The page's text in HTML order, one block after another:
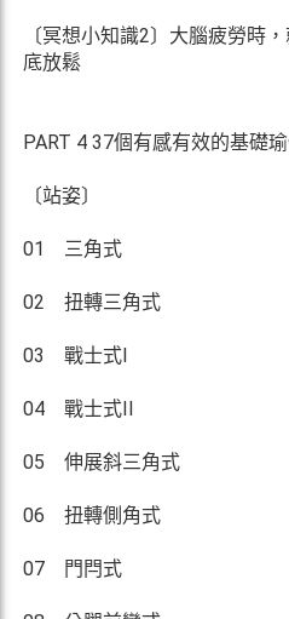
〔冥想小知識2〕大腦疲勞時
底放鬆
PART 4 37個有感有效的基礎
〔站姿〕
01 三角式
02 扭轉三角式
03 戰士式I
04 戰士式II
05 伸展斜三角式
06 扭轉側角式
07 門閂式